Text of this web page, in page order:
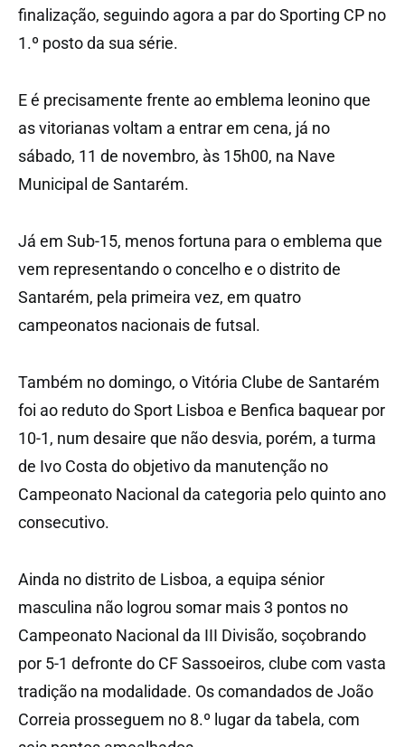
finalização, seguindo agora a par do Sporting CP no
1.º posto da sua série.
E é precisamente frente ao emblema leonino que
as vitorianas voltam a entrar em cena, já no
sábado, 11 de novembro, às 15h00, na Nave
Municipal de Santarém.
Já em Sub-15, menos fortuna para o emblema que
vem representando o concelho e o distrito de
Santarém, pela primeira vez, em quatro
campeonatos nacionais de futsal.
Também no domingo, o Vitória Clube de Santarém
foi ao reduto do Sport Lisboa e Benfica baquear por
10-1, num desaire que não desvia, porém, a turma
de Ivo Costa do objetivo da manutenção no
Campeonato Nacional da categoria pelo quinto ano
consecutivo.
Ainda no distrito de Lisboa, a equipa sénior
masculina não logrou somar mais 3 pontos no
Campeonato Nacional da III Divisão, soçobrando
por 5-1 defronte do CF Sassoeiros, clube com vasta
tradição na modalidade. Os comandados de João
Correia prosseguem no 8.º lugar da tabela, com